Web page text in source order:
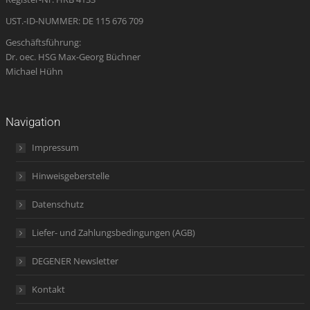
UST.-ID-NUMMER: DE 115 676 709
Geschäftsführung:
Dr. oec. HSG Max-Georg Büchner
Michael Hühn
Navigation
Impressum
Hinweisgeberstelle
Datenschutz
Liefer- und Zahlungsbedingungen (AGB)
DEGENER Newsletter
Kontakt